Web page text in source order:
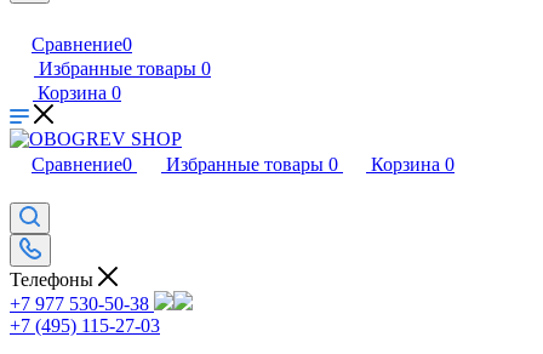
Сравнение0
Избранные товары 0
Корзина 0
Сравнение0 Избранные товары 0 Корзина 0
Телефоны
+7 977 530-50-38
+7 (495) 115-27-03